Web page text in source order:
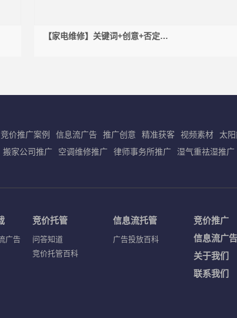
【家电维修】关键词+创意+否定关
竞价推广案例 信息流广告 推广创意 精准获客 视频素材 太
搬家公司推广 空调维修推广 律师事务所推广 湿气重祛湿推广
广告
竞价托管
问答知道
竞价托管百科
信息流托管
广告投放百科
竞价推广
信息流广告
关于我们
联系我们